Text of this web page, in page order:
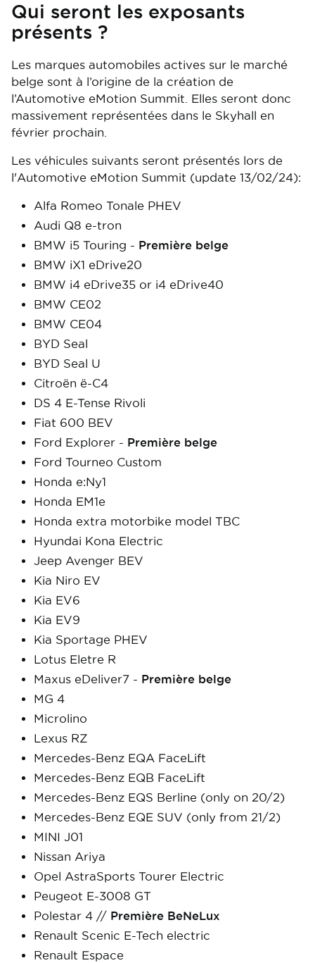
Qui seront les exposants
présents ?
Les marques automobiles actives sur le marché
belge sont à l’origine de la création de
l’Automotive eMotion Summit. Elles seront donc
massivement représentées dans le Skyhall en
février prochain.
Les véhicules suivants seront présentés lors de
l'Automotive eMotion Summit (update 13/02/24):
Alfa Romeo Tonale PHEV
Audi Q8 e-tron
BMW i5 Touring - Première belge
BMW iX1 eDrive20
BMW i4 eDrive35 or i4 eDrive40
BMW CE02
BMW CE04
BYD Seal
BYD Seal U
Citroën ë-C4
DS 4 E-Tense Rivoli
Fiat 600 BEV
Ford Explorer - Première belge
Ford Tourneo Custom
Honda e:Ny1
Honda EM1e
Honda extra motorbike model TBC
Hyundai Kona Electric
Jeep Avenger BEV
Kia Niro EV
Kia EV6
Kia EV9
Kia Sportage PHEV
Lotus Eletre R
Maxus eDeliver7 - Première belge
MG 4
Microlino
Lexus RZ
Mercedes-Benz EQA FaceLift
Mercedes-Benz EQB FaceLift
Mercedes-Benz EQS Berline (only on 20/2)
Mercedes-Benz EQE SUV (only from 21/2)
MINI J01
Nissan Ariya
Opel AstraSports Tourer Electric
Peugeot E-3008 GT
Polestar 4 // Première BeNeLux
Renault Scenic E-Tech electric
Renault Espace